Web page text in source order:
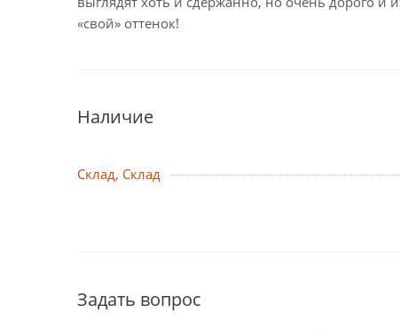
«свой» оттенок!
Наличие
Склад, Склад
Задать вопрос